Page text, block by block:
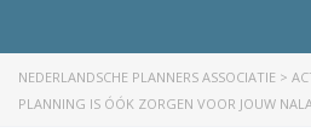
NEDERLANDSCHE PLANNERS ASSOCIATIE >
PLANNING IS ÓÓK ZORGEN VOOR JOUW